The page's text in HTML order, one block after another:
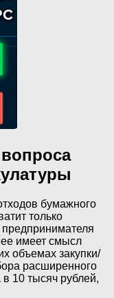
бумажного
только
предпринимателя
имеет смысл
объемах закупки/
расширенного
10 тысяч рублей,